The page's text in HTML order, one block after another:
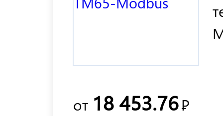
от 18 453.76Р